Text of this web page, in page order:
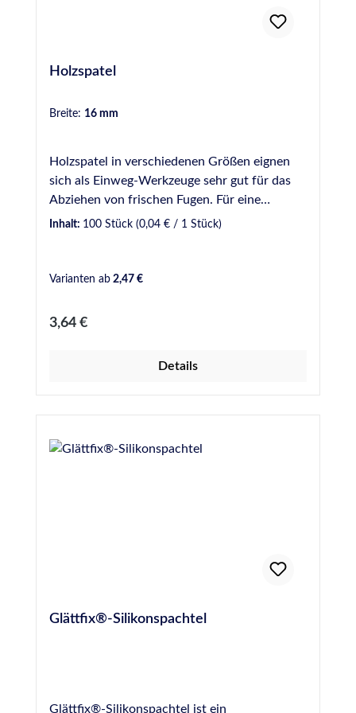
Holzspatel
Breite: 16 mm
Holzspatel in verschiedenen Größen eignen
sich als Einweg-Werkzeuge sehr gut für das
Abziehen von frischen Fugen. Für eine
gleichmäßige und optisch ansprechende Fuge
mm - Gebinde zu 50 Stück 16 mm - Gebinde
20 mm - Gebinde zu 100 Stück 16 mm Griff
geschwungen - Gebinde zu 50 Stück
Inhalt: 100 Stück (0,04 € / 1 Stück)
Varianten ab 2,47 €
Regulärer Preis:
3,64 €
Details
Glättfix®-Silikonspachtel
Glättfix®-Silikonspachtel ist ein